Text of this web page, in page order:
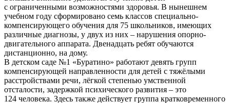
с ограниченными возможностями здоровья. В нынешнем
учебном году сформировано семь классов специально-
компенсирующего обучения для 75 школьников, имеющих
различные диагнозы, у двух из них – нарушения опорно-
двигательного аппарата. Двенадцать ребят обучаются
дистанционно, на дому.
В детском саде №1 «Буратино» работают девять групп
компенсирующей направленности для детей с тяжёлыми
расстройствами речи, лёгкой степенью умственной
отсталости, задержкой психического развития – это
124 человека. Здесь также действует группа кратковременного